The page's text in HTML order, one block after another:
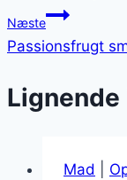
Næste
Passionsfrugt
Mad